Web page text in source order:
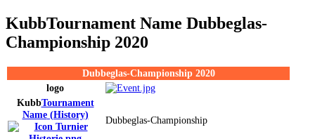
KubbTournament Name Dubbeglas-
Championship 2020
Dubbeglas-Championship 2020
logo
KubbTournament
Name(History) Dubbeglas-Championship